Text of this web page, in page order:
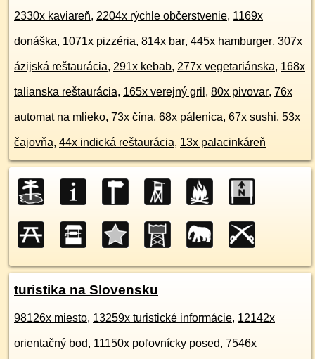
2330x kaviareň, 2204x rýchle občerstvenie, 1169x
donáška, 1071x pizzéria, 814x bar, 445x hamburger, 307x
ázijská reštaurácia, 291x kebab, 277x vegetariánska, 168x
talianska reštaurácia, 165x verejný gril , 80x pivovar, 76x
automat na mlieko, 73x čína, 68x pálenica, 67x sushi, 53x
čajovňa, 44x indická reštaurácia, 13x palacinkáreň
turistika na Slovensku
98126x miesto, 13259x turistické informácie, 12142x
orientačný bod, 11150x poľovnícky posed, 7546x